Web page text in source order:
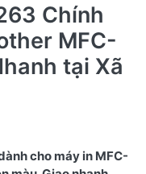
Chính
MFC-
tại Xã
cho máy in MFC-